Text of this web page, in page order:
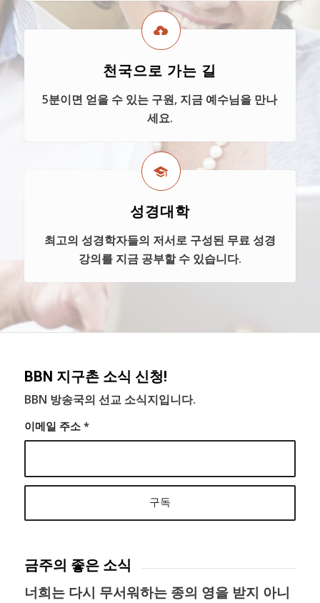
천국으로 가는 길
5분이면 얻을 수 있는 구원, 지금 예수님을 만나
세요.
성경대학
최고의 성경학자들의 저서로 구성된 무료 성경
강의를 지금 공부할 수 있습니다.
BBN 지구촌 소식 신청!
BBN 방송국의 선교 소식지입니다.
이메일 주소 *
금주의 좋은 소식
너희는 다시 무서워하는 종의 영을 받지 아니